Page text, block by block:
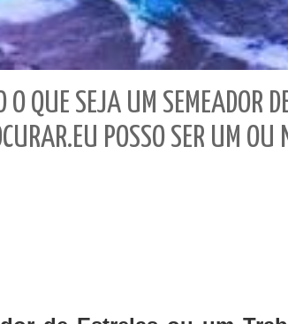
QUE SEJA UM SEMEADOR
POSSO SER UM OU